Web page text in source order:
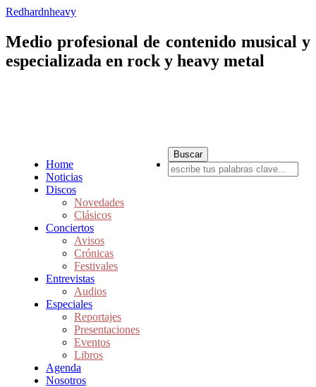
Redhardnheavy
Medio profesional de contenido musical y
especializada en rock y heavy metal
Home
Noticias
Discos
Novedades
Clásicos
Conciertos
Avisos
Crónicas
Festivales
Entrevistas
Audios
Especiales
Reportajes
Presentaciones
Eventos
Libros
Agenda
Nosotros